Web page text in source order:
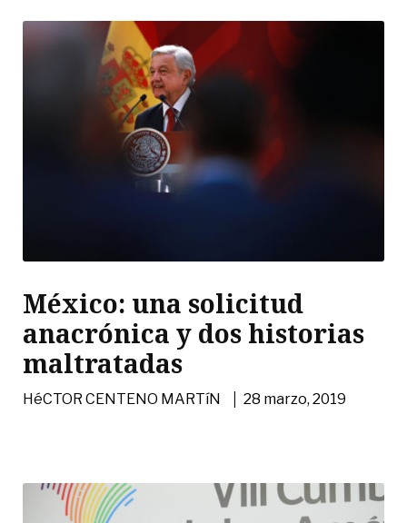
México: una solicitud
anacrónica y dos historias
maltratadas
HéCTOR CENTENO MARTíN |28 marzo, 2019